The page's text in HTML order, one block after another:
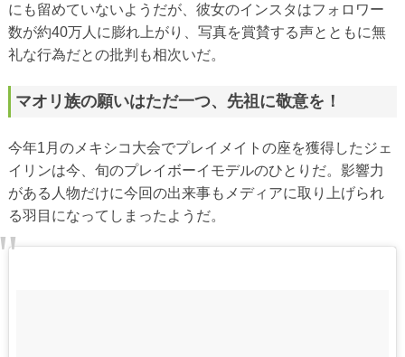
にも留めていないようだが、彼女のインスタはフォロワー
数が約40万人に膨れ上がり、写真を賞賛する声とともに無
礼な行為だとの批判も相次いだ。
マオリ族の願いはただ一つ、先祖に敬意を！
今年1月のメキシコ大会でプレイメイトの座を獲得したジェ
イリンは今、旬のプレイボーイモデルのひとりだ。影響力
がある人物だけに今回の出来事もメディアに取り上げられ
る羽目になってしまったようだ。